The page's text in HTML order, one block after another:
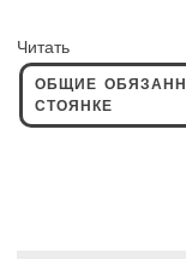
Читать
ОБЩИЕ
СТОЯНКЕ